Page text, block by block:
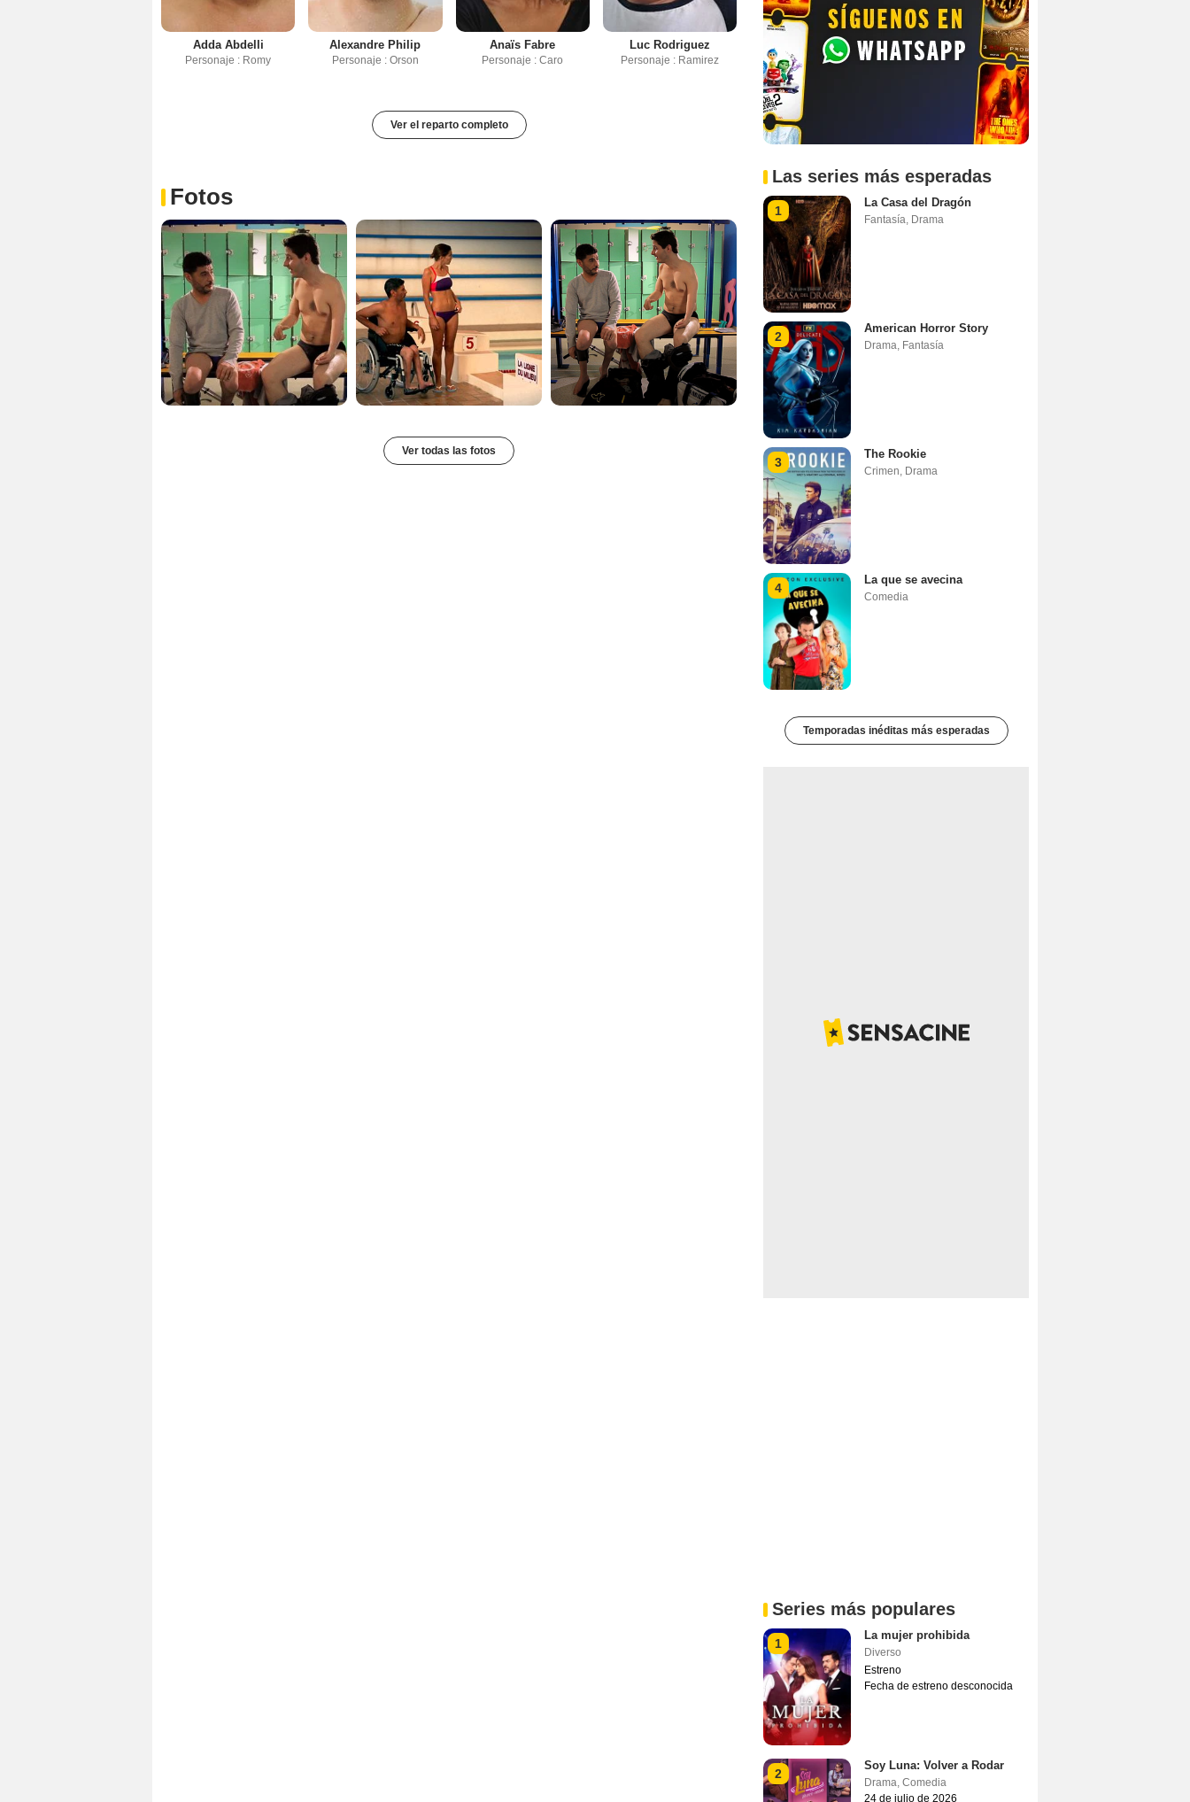
Adda Abdelli
Personaje : Romy
Alexandre Philip
Personaje : Orson
Anaïs Fabre
Personaje : Caro
Luc Rodriguez
Personaje : Ramirez
Ver el reparto completo
Fotos
Ver todas las fotos
Las series más esperadas
1
La Casa del Dragón
Fantasía, Drama
2
American Horror Story
Drama, Fantasía
3
The Rookie
Crimen, Drama
4
La que se avecina
Comedia
Temporadas inéditas más esperadas
Series más populares
1
La mujer prohibida
Diverso
Estreno
Fecha de estreno desconocida
2
Soy Luna: Volver a Rodar
Drama, Comedia
24 de julio de 2026